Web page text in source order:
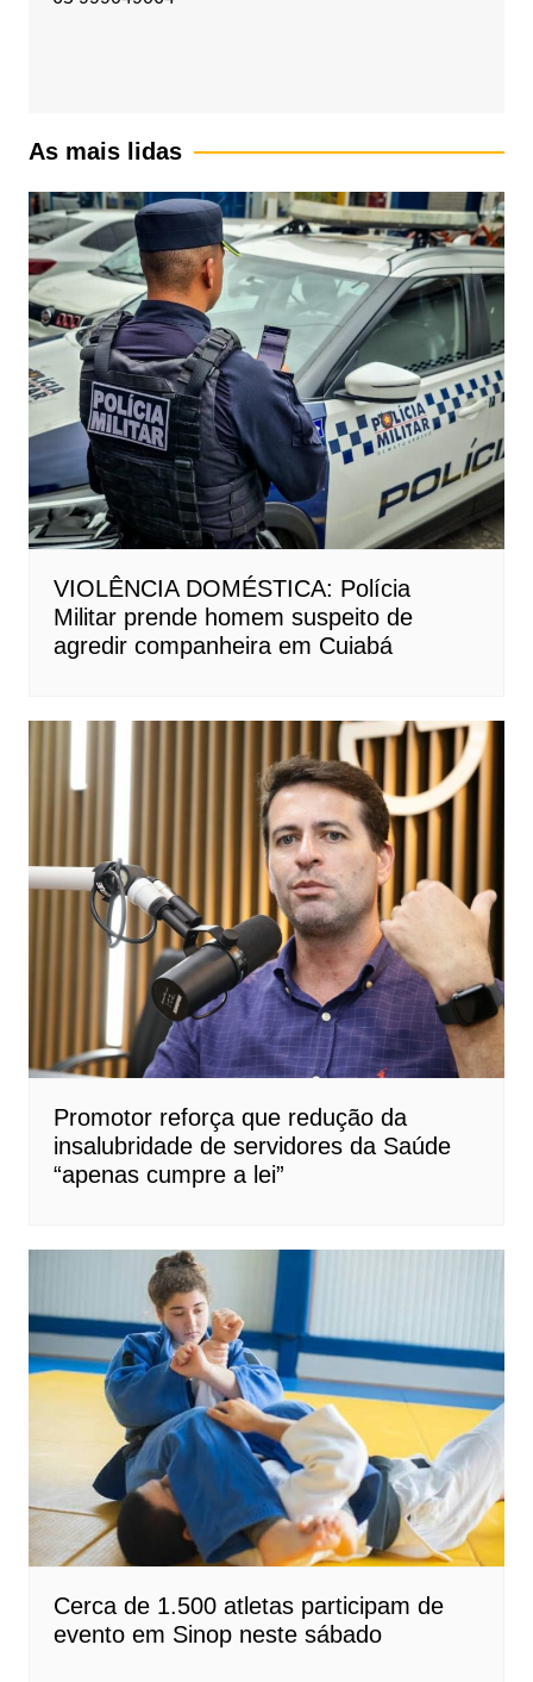
As mais lidas
VIOLÊNCIA DOMÉSTICA: Polícia
Militar prende homem suspeito de
agredir companheira em Cuiabá
Promotor reforça que redução da
insalubridade de servidores da Saúde
“apenas cumpre a lei”
Cerca de 1.500 atletas participam de
evento em Sinop neste sábado